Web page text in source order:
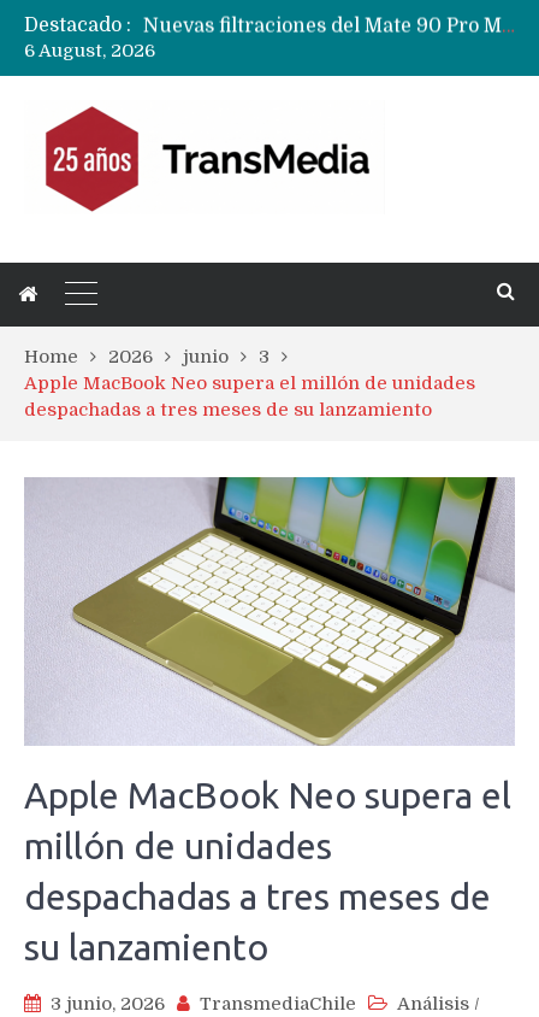
Destacado :
Nuevas filtraciones del Mate 90 Pro Max apuntan a potenciar las cámaras y pantalla OLED doble capa
6 August, 2026
Home 2026 junio
3
Apple MacBook Neo supera el millón de unidades
despachadas a tres meses de su lanzamiento
Apple MacBook Neo supera el
millón de unidades
despachadas a tres meses de
su lanzamiento
3 junio, 2026 TransmediaChile Análisis /